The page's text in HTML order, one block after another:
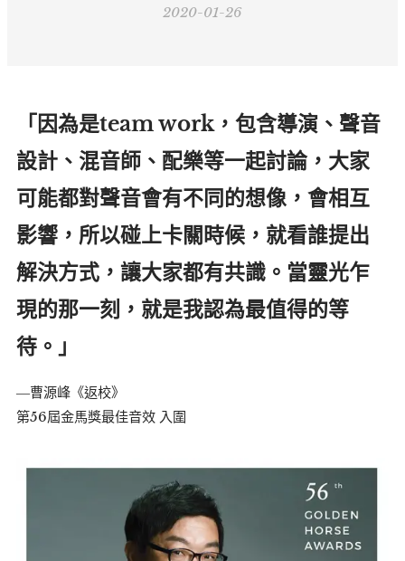
2020-01-26
「因為是team work，包含導演、聲音
設計、混音師、配樂等一起討論，大家
可能都對聲音會有不同的想像，會相互
影響，所以碰上卡關時候，就看誰提出
解決方式，讓大家都有共識。當靈光乍
現的那一刻，就是我認為最值得的等
待。」
―曹源峰《返校》
第56屆金馬獎最佳音效 入圍